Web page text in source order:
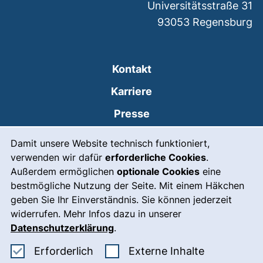
Damit unsere Website technisch funktioniert,
verwenden wir dafür erforderliche Cookies.
Außerdem ermöglichen optionale Cookies eine
bestmögliche Nutzung der Seite. Mit einem Häkchen
geben Sie Ihr Einverständnis. Sie können jederzeit
widerrufen. Mehr Infos dazu in unserer
Datenschutzerklärung.
Erforderlich Erforderliche Cookies akzeptieren
Externe Inhalte: Externe
Kontakt
Karriere
Presse
Leichte Sprache
Gebärdensprache
Notfall(externer Link, öffnet
Impressum
Barrierefreiheit
Universitätsstraße 31
93053 Regensburg